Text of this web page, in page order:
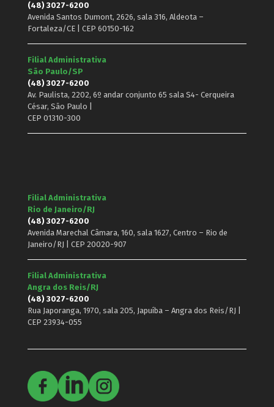
(48) 3027-6200
Avenida Santos Dumont, 2626, sala 316, Aldeota –
Fortaleza/CE | CEP 60150-162
Filial Administrativa
São Paulo/SP
(48) 3027-6200
Av. Paulista, 2202, 6º andar conjunto 65 sala S4- Cerqueira
César, São Paulo |
CEP 01310-300
Filial Administrativa
Rio de Janeiro/RJ
(48) 3027-6200
Avenida Marechal Câmara, 160, sala 1627, Centro – Rio de
Janeiro/RJ | CEP 20020-907
Filial Administrativa
Angra dos Reis/RJ
(48) 3027-6200
Rua Japoranga, 1970, sala 205, Japuíba – Angra dos Reis/RJ |
CEP 23934-055